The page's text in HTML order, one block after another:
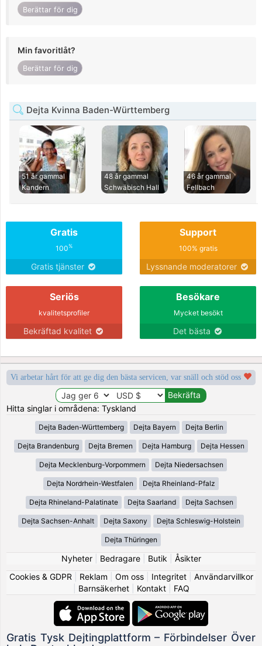
Berättar för dig
Min favoritlåt?
Berättar för dig
Dejta Kvinna Baden-Württemberg
51 år gammal
Kandern
48 år gammal
Schwäbisch Hall
46 år gammal
Fellbach
Gratis
100%
Gratis tjänster
Support
100% gratis
Lyssnande moderatorer
Seriös
kvalitetsprofiler
Bekräftad kvalitet
Besökare
Mycket besökt
Det bästa
Vi arbetar hårt för att ge dig den bästa servicen, var snäll och stöd oss
Hitta singlar i områdena: Tyskland
Dejta Baden-Württemberg Dejta Bayern Dejta Berlin
Dejta Brandenburg Dejta Bremen Dejta Hamburg Dejta Hessen
Dejta Mecklenburg-Vorpommern Dejta Niedersachsen
Dejta Nordrhein-Westfalen Dejta Rheinland-Pfalz
Dejta Rhineland-Palatinate Dejta Saarland Dejta Sachsen
Dejta Sachsen-Anhalt Dejta Saxony Dejta Schleswig-Holstein
Dejta Thüringen
Nyheter| Bedragare| Butik
Åsikter
Cookies & GDPR
Reklam Om oss| Integritet| Användarvillkor
Barnsäkerhet| Kontakt| FAQ
Gratis Tysk Dejtingplattform – Förbindelser Över